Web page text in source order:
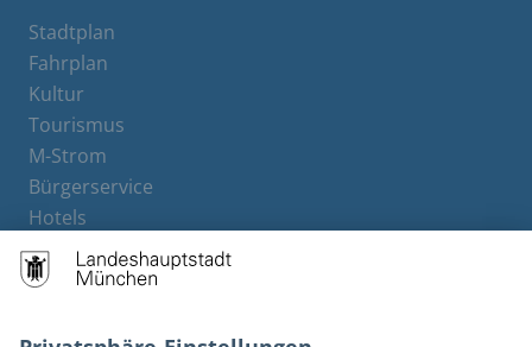
Stadtplan
Fahrplan
Kultur
Tourismus
M-Strom
Bürgerservice
Hotels